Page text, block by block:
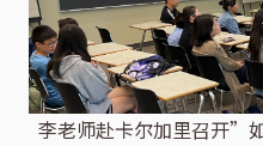
李老师赴卡尔加里召开”